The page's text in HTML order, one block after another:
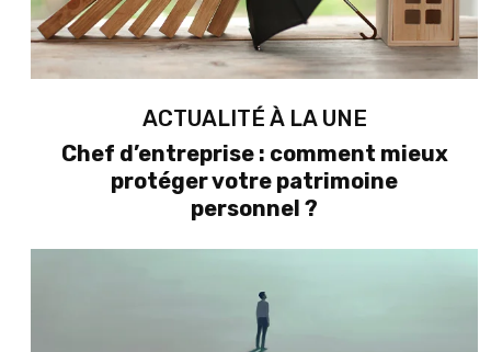
ACTUALITÉ À LA UNE
Chef d’entreprise : comment mieux
protéger votre patrimoine
personnel ?